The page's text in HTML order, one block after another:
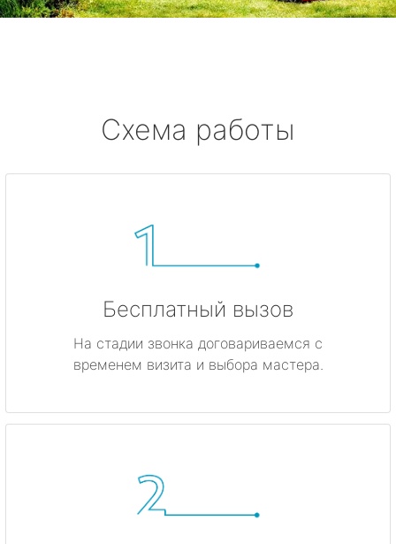
Схема работы
Бесплатный вызов
На стадии звонка договариваемся с
временем визита и выбора мастера.